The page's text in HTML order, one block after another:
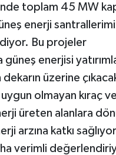
toplam 45 MW
enerji
Bu projeler
enerjisi
dekarın üzerine
olmayan kıraç
üreten alanlara
arzına katkı
verimli